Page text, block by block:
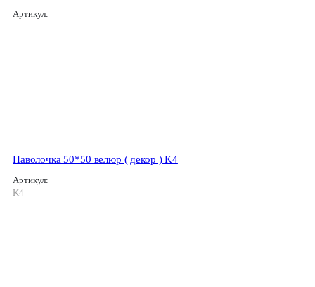
Артикул:
Наволочка 50*50 велюр ( декор ) K4
Артикул:
K4